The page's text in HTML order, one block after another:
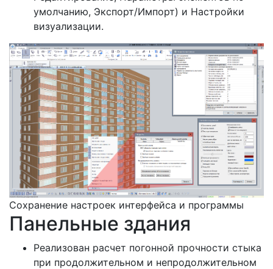
умолчанию, Экспорт/Импорт) и Настройки
визуализации.
Сохранение настроек интерфейса и программы
Панельные здания
Реализован расчет погонной прочности стыка
при продолжительном и непродолжительном